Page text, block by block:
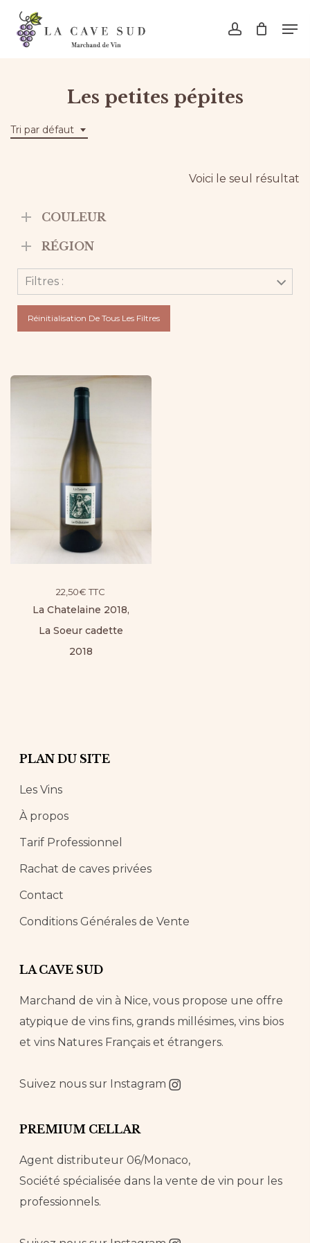
Skip
main
account
Les petites pépites
Tri par défaut
Voici le seul résultat
COULEUR
RÉGION
Filtres :
Réinitialisation De Tous Les Filtres
22,50€ TTC
La Chatelaine 2018,
La Soeur cadette
2018
PLAN DU SITE
Les Vins
À propos
Tarif Professionnel
Rachat de caves privées
Contact
Conditions Générales de Vente
LA CAVE SUD
Marchand de vin à Nice, vous propose une offre
atypique de vins fins, grands millésimes, vins bios
et vins Natures Français et étrangers.
Suivez nous sur Instagram
PREMIUM CELLAR
Agent distributeur 06/Monaco,
Société spécialisée dans la vente de vin pour les
professionnels.